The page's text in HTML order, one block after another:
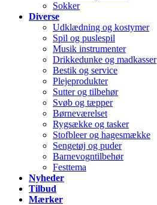
Sokker
Diverse
Udklædning og kostymer
Spil og puslespil
Musik instrumenter
Drikkedunke og madkasser
Bestik og service
Plejeprodukter
Sutter og tilbehør
Svøb og tæpper
Børneværelset
Rygsække og tasker
Stofbleer og hagesmække
Sengetøj og puder
Barnevogntilbehør
Festtema
Nyheder
Tilbud
Mærker